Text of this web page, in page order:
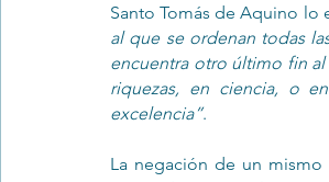
Santo Tomás de Aquino lo
al que se ordenan todas
encuentra otro último fin
riquezas, en ciencia, o
excelencia”.
La negación de un